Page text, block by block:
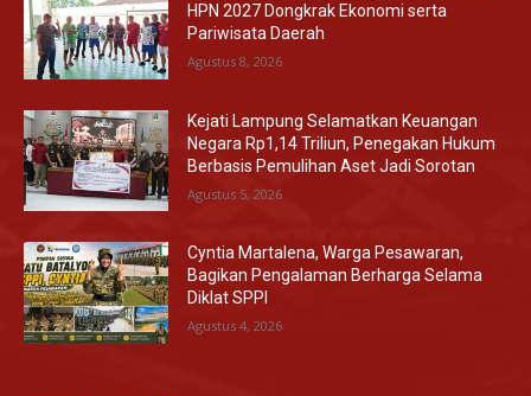
HPN 2027 Dongkrak Ekonomi serta
Pariwisata Daerah
Agustus 8, 2026
Kejati Lampung Selamatkan Keuangan
Negara Rp1,14 Triliun, Penegakan Hukum
Berbasis Pemulihan Aset Jadi Sorotan
Agustus 5, 2026
Cyntia Martalena, Warga Pesawaran,
Bagikan Pengalaman Berharga Selama
Diklat SPPI
Agustus 4, 2026